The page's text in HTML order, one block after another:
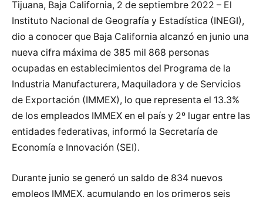
Tijuana, Baja California, 2 de septiembre 2022 – El
Instituto Nacional de Geografía y Estadística (INEGI),
dio a conocer que Baja California alcanzó en junio una
nueva cifra máxima de 385 mil 868 personas
ocupadas en establecimientos del Programa de la
Industria Manufacturera, Maquiladora y de Servicios
de Exportación (IMMEX), lo que representa el 13.3%
de los empleados IMMEX en el país y 2º lugar entre las
entidades federativas, informó la Secretaría de
Economía e Innovación (SEI).
Durante junio se generó un saldo de 834 nuevos
empleos IMMEX, acumulando en los primeros seis